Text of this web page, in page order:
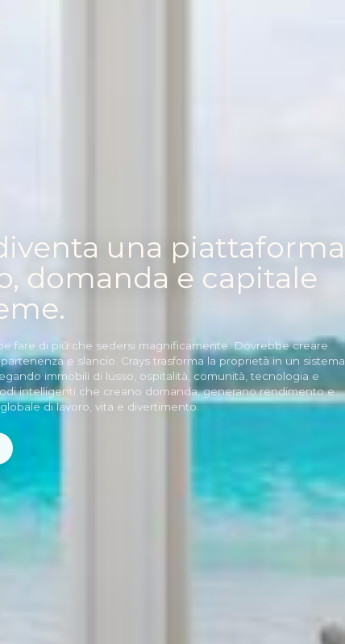
una piattaforma
domanda e capitale
fare di più che sedersi magnificamente. Dovrebbe creare
e slancio. Crays trasforma la proprietà in un sistema
immobili di lusso, ospitalità, comunità, tecnologia e
intelligenti che creano domanda, generano rendimento e
di lavoro, vita e divertimento.